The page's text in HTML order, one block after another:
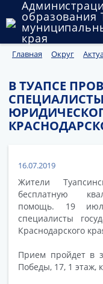
образования
края
Округ
Администрация
Муниципальные
Государственный
Муниципальное
Публичные
Документы
Главная Округ
В ТУАПСЕ
16.07.2019
Жители
бесплатную
помощь. 19
специалисты
Краснодарского
Прием пройдет в
Победы, 17, 1 этаж,